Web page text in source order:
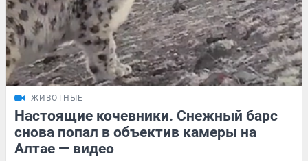
ЖИВОТНЫЕ
Настоящие кочевники. Снежный барс
снова попал в объектив камеры на
Алтае — видео